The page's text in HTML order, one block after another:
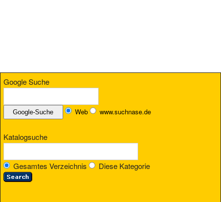
Google Suche
Web www.suchnase.de
Katalogsuche
Gesamtes Verzeichnis Diese Kategorie